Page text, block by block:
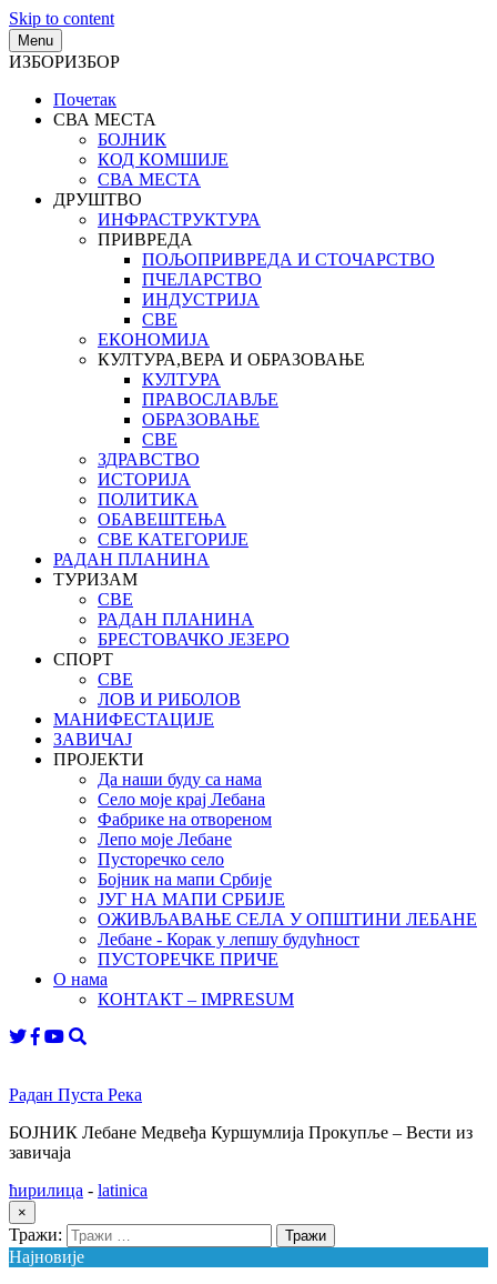
Skip to content
Menu
ИЗБОРИЗБОР
Почетак
СВА МЕСТА
БОЈНИК
КОД КОМШИЈЕ
СВА МЕСТА
ДРУШТВО
ИНФРАСТРУКТУРА
ПРИВРЕДА
ПОЉОПРИВРЕДА И СТОЧАРСТВО
ПЧЕЛАРСТВО
ИНДУСТРИЈА
СВЕ
ЕКОНОМИЈА
КУЛТУРА,ВЕРА И ОБРАЗОВАЊЕ
КУЛТУРА
ПРАВОСЛАВЉЕ
ОБРАЗОВАЊЕ
СВЕ
ЗДРАВСТВО
ИСТОРИЈА
ПОЛИТИКА
ОБАВЕШТЕЊА
СВЕ КАТЕГОРИЈЕ
РАДАН ПЛАНИНА
ТУРИЗАМ
СВЕ
РАДАН ПЛАНИНА
БРЕСТОВАЧКО ЈЕЗЕРО
СПОРТ
СВЕ
ЛОВ И РИБОЛОВ
МАНИФЕСТАЦИЈЕ
ЗАВИЧАЈ
ПРОЈЕКТИ
Да наши буду са нама
Село моје крај Лебана
Фабрике на отвореном
Лепо моје Лебане
Пусторечко село
Бојник на мапи Србије
ЈУГ НА МАПИ СРБИЈЕ
ОЖИВЉАВАЊЕ СЕЛА У ОПШТИНИ ЛЕБАНЕ
Лебане - Корак у лепшу будућност
ПУСТОРЕЧКЕ ПРИЧЕ
О нама
КОНТАКТ – IMPRESUM
Радан Пуста Река
БОЈНИК Лебане Медвеђа Куршумлија Прокупље – Вести из
завичаја
ћирилица - latinica
×
Тражи:
Најновије